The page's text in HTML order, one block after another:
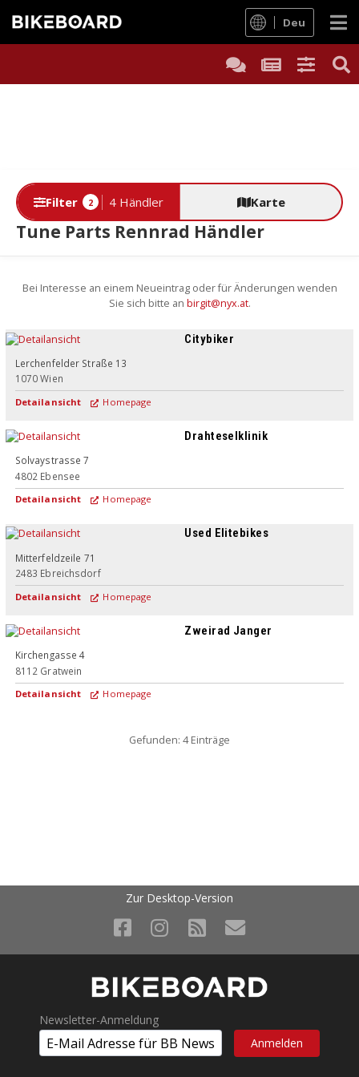
Deu
Filter 2 4 Händler Karte
Tune Parts Rennrad Händler
Bei Interesse an einem Neueintrag oder für Änderungen wenden
Sie sich bitte an birgit@nyx.at.
Citybiker
Lerchenfelder Straße 13
1070 Wien
Detailansicht Homepage
Drahteselklinik
Solvaystrasse 7
4802 Ebensee
Detailansicht Homepage
Used Elitebikes
Mitterfeldzeile 71
2483 Ebreichsdorf
Detailansicht Homepage
Zweirad Janger
Kirchengasse 4
8112 Gratwein
Detailansicht Homepage
Gefunden: 4 Einträge
Zur Desktop-Version
Newsletter-Anmeldung